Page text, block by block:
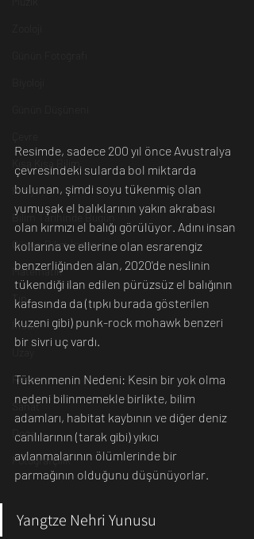
Kısa Kısa Bilim
Kimya
Bilim Tarihinde Bugün
Günün Bilim İnsanı
Matematik
Tıp
İnsan
Resim
Sanat
Doğa
Fotoğrafçılık
Resimde, sadece 200 yıl önce Avustralya
çevresindeki sularda bol miktarda
bulunan, şimdi soyu tükenmiş olan
yumuşak el balıklarının yakın akrabası
olan kırmızı el balığı görülüyor. Adını insan
kollarına ve ellerine olan esrarengiz
benzerliğinden alan, 2020'de neslinin
tükendiği ilan edilen pürüzsüz el balığının
kafasında da (tıpkı burada gösterilen
kuzeni gibi) punk-rock mohawk benzeri
bir sivri uç vardı.
Tükenmenin Nedeni: Kesin bir yok olma
nedeni bilinmemekle birlikte, bilim
adamları, habitat kaybının ve diğer deniz
canlılarının (tarak gibi) yıkıcı
avlanmalarının ölümlerinde bir
parmağının olduğunu düşünüyorlar.
Yangtze Nehri Yunusu